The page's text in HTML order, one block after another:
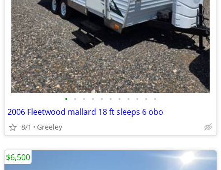
• • • • • • • • • • •
2006 Fleetwood mallard 18 ft sleeps 6 obo
8/1 Greeley
$6,500